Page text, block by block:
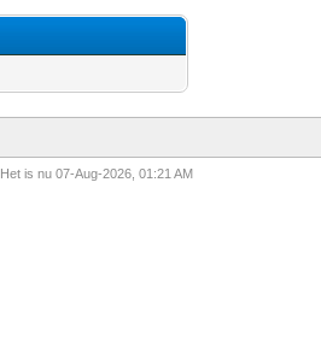
Het is nu 07-Aug-2026, 01:21 AM